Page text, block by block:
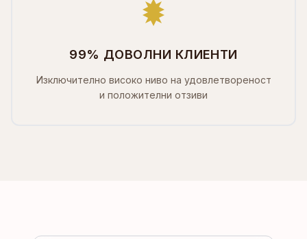
99% ДОВОЛНИ КЛИЕНТИ
Изключително високо ниво на удовлетвореност
и положителни отзиви